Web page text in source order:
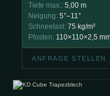
Tiefe max.:5,00 m
Neigung:5°–11°
Schneelast:75 kg/m²
Pfosten: 110×110×2,5
ANFRAGE STELLEN